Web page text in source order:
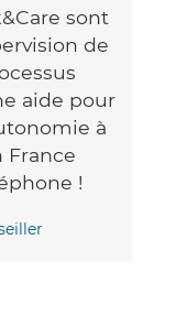
sont
de
aide pour
à
France
!